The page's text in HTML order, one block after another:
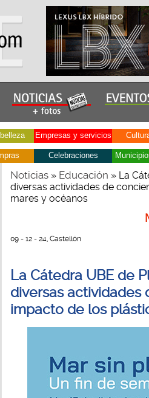
Empresas y servicios
Celebraciones
Noticias» Educación » La
diversas actividades de
mares y océanos
09 - 12 - 24, Castellón
La Cátedra UBE de
diversas actividades
impacto de los